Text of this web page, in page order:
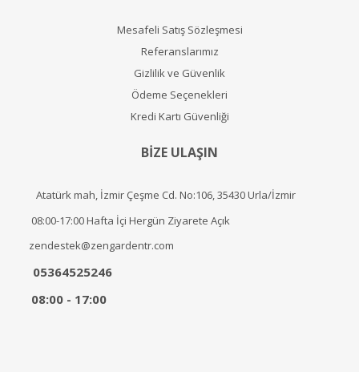
Mesafeli Satış Sözleşmesi
Referanslarımız
Gizlilik ve Güvenlik
Ödeme Seçenekleri
Kredi Kartı Güvenliği
BİZE ULAŞIN
Atatürk mah, İzmir Çeşme Cd. No:106, 35430 Urla/İzmir
08:00-17:00 Hafta İçi Hergün Ziyarete Açık
zendestek@zengardentr.com
05364525246
08:00 - 17:00